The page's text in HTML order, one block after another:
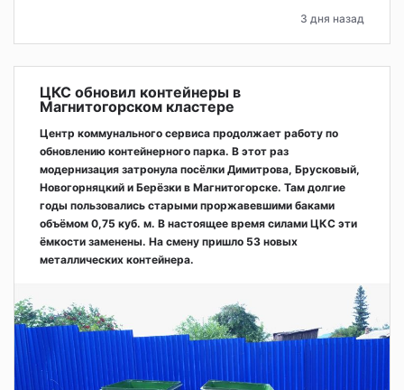
3 дня назад
ЦКС обновил контейнеры в
Магнитогорском кластере
Центр коммунального сервиса продолжает работу по
обновлению контейнерного парка. В этот раз
модернизация затронула посёлки Димитрова, Брусковый,
Новогорняцкий и Берёзки в Магнитогорске. Там долгие
годы пользовались старыми проржавевшими баками
объёмом 0,75 куб. м. В настоящее время силами ЦКС эти
ёмкости заменены. На смену пришло 53 новых
металлических контейнера.